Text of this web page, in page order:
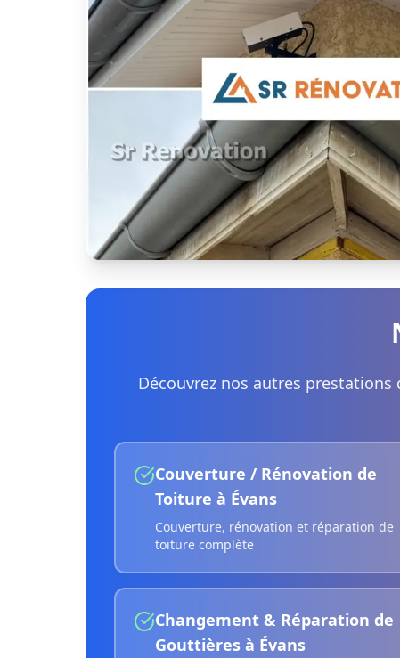
Découvrez nos autres prestations
Couverture / Rénovation de
Toiture à Évans
Couverture, rénovation et réparation de
toiture complète
Changement & Réparation de
Gouttières à Évans